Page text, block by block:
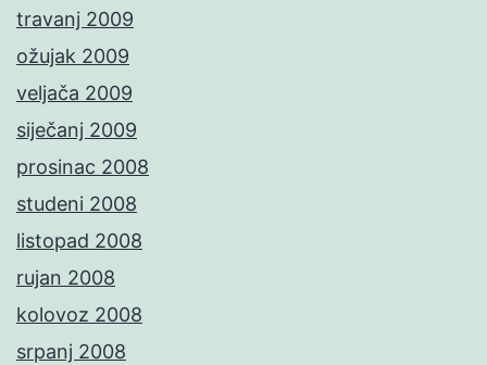
travanj 2009
ožujak 2009
veljača 2009
siječanj 2009
prosinac 2008
studeni 2008
listopad 2008
rujan 2008
kolovoz 2008
srpanj 2008